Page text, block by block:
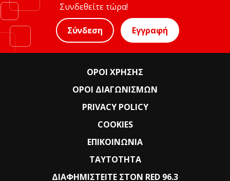
Συνδεθείτε τώρα!
Σύνδεση Εγγραφή
ΟΡΟΙ ΧΡΗΣΗΣ
ΟΡΟΙ ΔΙΑΓΩΝΙΣΜΩΝ
PRIVACY POLICY
COOKIES
ΕΠΙΚΟΙΝΩΝΙΑ
ΤΑΥΤΟΤΗΤΑ
ΔΙΑΦΗΜΙΣΤΕΙΤΕ ΣΤΟΝ RED 96.3